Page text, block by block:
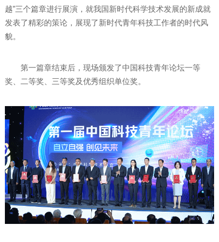
越”三个篇章进行展演，就我国新时代科学技术发展的新成就
发表了精彩的策论，展现了新时代青年科技工作者的时代风
貌。
第一篇章结束后，现场颁发了中国科技青年论坛一等
奖、二等奖、三等奖及优秀组织单位奖。